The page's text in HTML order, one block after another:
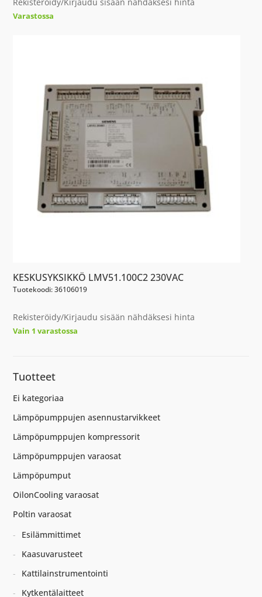
Varastossa
KESKUSYKSIKKÖ LMV51.100C2 230VAC
Tuotekoodi: 36106019
Rekisteröidy/Kirjaudu sisään nähdäksesi hinta
Vain 1 varastossa
Tuotteet
Ei kategoriaa
Lämpöpumppujen asennustarvikkeet
Lämpöpumppujen kompressorit
Lämpöpumppujen varaosat
Lämpöpumput
OilonCooling varaosat
Poltin varaosat
Esilämmittimet
Kaasuvarusteet
Kattilainstrumentointi
Kytkentälaitteet